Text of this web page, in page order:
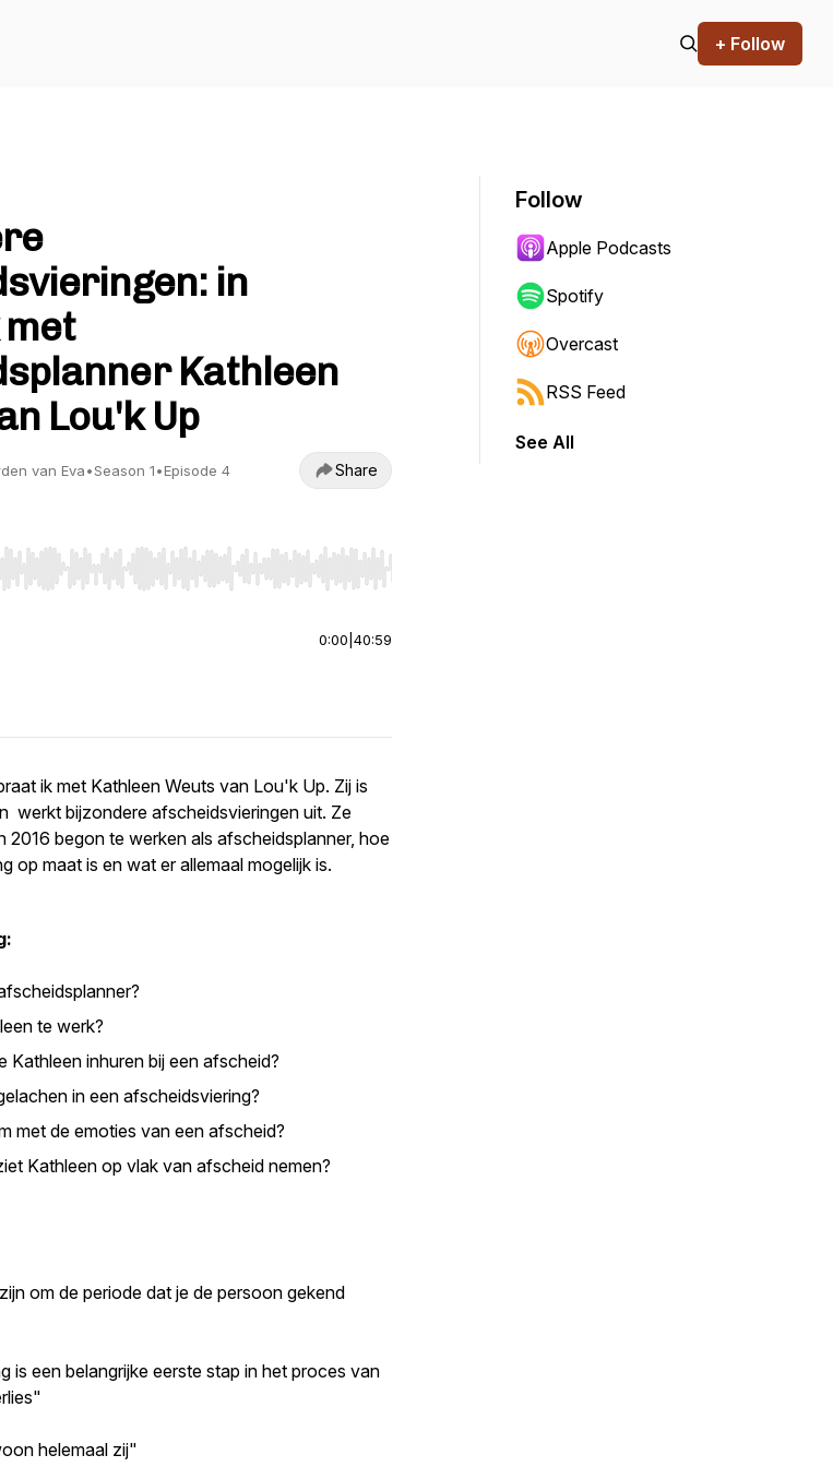
+ Follow
in
Kathleen
Lou'k Up
van Eva•Season 1•Episode 4 Share
Right to seek, Home/End to jump to start or end. Hold shift to jump forward or backward.
0:00 40:59
ik met Kathleen Weuts van Lou'k Up. Zij is
werkt bijzondere afscheidsvieringen uit. Ze
2016 begon te werken als afscheidsplanner, hoe
op maat is en wat er allemaal mogelijk is.
te werk?
Kathleen inhuren bij een afscheid?
in een afscheidsviering?
met de emoties van een afscheid?
Kathleen op vlak van afscheid nemen?
om de periode dat je de persoon gekend
is een belangrijke eerste stap in het proces van
helemaal zij"
Follow
Apple Podcasts
Spotify
Overcast
RSS Feed
See All